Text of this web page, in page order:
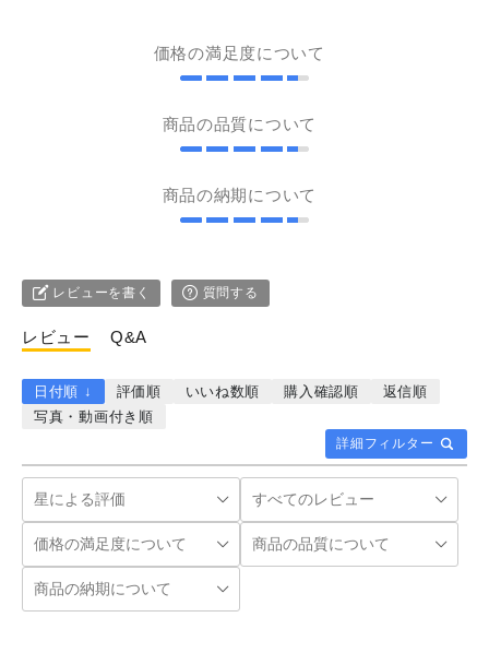
価格の満足度について
商品の品質について
商品の納期について
レビューを書く 質問する
レビュー Q&A
詳細フィルター
日付順 ↓ 評価順 いいね数順 購入確認順
返信順
写真・動画付き順